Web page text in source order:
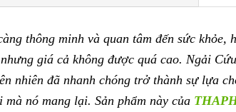
thông minh và quan tâm đến sức khỏe,
giá cả không được quá cao. Ngải
nhiên đã nhanh chóng trở thành sự lựa
nó mang lại. Sản phẩm này của